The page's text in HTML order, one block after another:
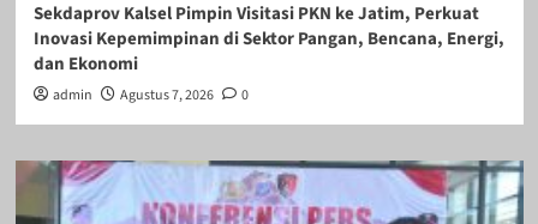
Sekdaprov Kalsel Pimpin Visitasi PKN ke Jatim, Perkuat
Inovasi Kepemimpinan di Sektor Pangan, Bencana, Energi,
dan Ekonomi
admin Agustus 7, 2026 0